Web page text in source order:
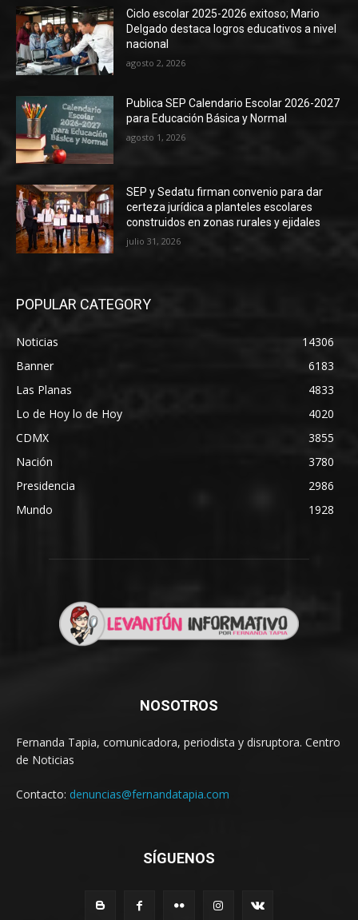
Ciclo escolar 2025-2026 exitoso; Mario
Delgado destaca logros educativos a nivel
nacional
agosto 2, 2026
Publica SEP Calendario Escolar 2026-2027
para Educación Básica y Normal
agosto 1, 2026
SEP y Sedatu firman convenio para dar
certeza jurídica a planteles escolares
construidos en zonas rurales y ejidales
julio 31, 2026
POPULAR CATEGORY
Noticias
14306
Banner
6183
Las Planas
4833
Lo de Hoy lo de Hoy
4020
CDMX
3855
Nación
3780
Presidencia
2986
Mundo
1928
NOSOTROS
Fernanda Tapia, comunicadora, periodista y disruptora. Centro
de Noticias
Contacto: denuncias@fernandatapia.com
SÍGUENOS